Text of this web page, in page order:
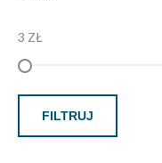
3 ZŁ
FILTRUJ